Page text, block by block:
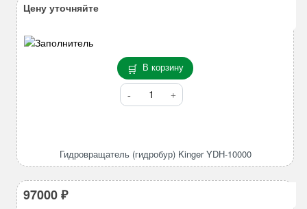
В корзину
Количество
товара
YDH-
Гидровращатель (гидробур) Kinger YDH-10000
Цену уточняйте
97000₽